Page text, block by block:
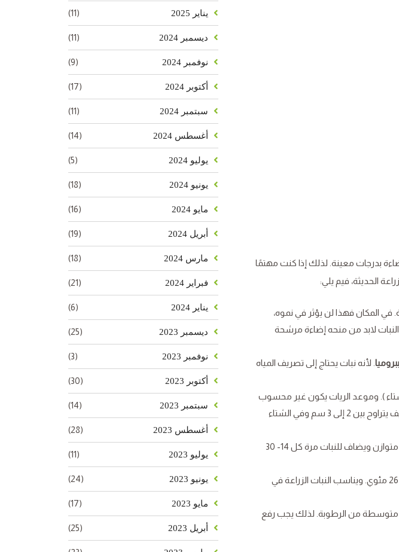
بدرجات معينة. لذلك إذا كنت مهتمًا
الحديثة، فيم يلي:
في المكان فهذا لن يؤثر في نموه،
لابد من منحه إضاءة مرشحة
. لأنه نبات يحتاج إلى تصريف المياه
). وموعد الريات يكون غير محسوب
لأن سقاية النبات لا يجب أن يتم إلا بجفاف التربة. وأنسب مقدار ماء يروى به النبات في الصيف يتراوح بين 2 إلى 3 سم وفي الشتاء
كغيره من نباتات الزينة الشائعة إلى التغذية بسماد عضوي متوازن ويضاف للنبات مرة كل 14- 30
درجة الحرارة: إن درجات الحرارة المثالية التي تنمو عندها نبتة الببروميا تقدر بحوالي 18 إلى 26 مئوي. ويناسب النبات الزراعة في
متوسطة من الرطوبة. لذلك يجب رفع
يناير 2025 (11)
ديسمبر 2024 (11)
نوفمبر 2024 (9)
أكتوبر 2024 (17)
سبتمبر 2024 (11)
أغسطس 2024 (14)
يوليو 2024 (5)
يونيو 2024 (18)
مايو 2024 (16)
أبريل 2024 (19)
مارس 2024 (18)
فبراير 2024 (21)
يناير 2024 (6)
ديسمبر 2023 (25)
نوفمبر 2023 (3)
أكتوبر 2023 (30)
سبتمبر 2023 (14)
أغسطس 2023 (28)
يوليو 2023 (11)
يونيو 2023 (24)
مايو 2023 (17)
أبريل 2023 (25)